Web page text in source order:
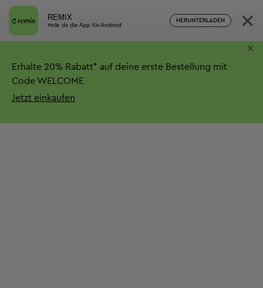
REMIX
Hole dir die App für Android
HERUNTERLADEN ×
Erhalte 20% Rabatt* auf deine erste Bestellung mit
Code WELCOME
Jetzt einkaufen
×